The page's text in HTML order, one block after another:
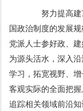
努力提高建
国政治制度的发展
党派人士参好政、
为源头活水，深入
学习，拓宽视野、
客观实际的全面把
追踪相关领域前沿